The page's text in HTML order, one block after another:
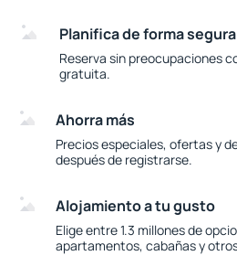
Planifica de forma segura
Reserva sin preocupaciones
gratuita.
Ahorra más
Precios especiales, ofertas y
después de registrarse.
Alojamiento a tu gusto
Elige entre 1.3 millones de
apartamentos, cabañas y